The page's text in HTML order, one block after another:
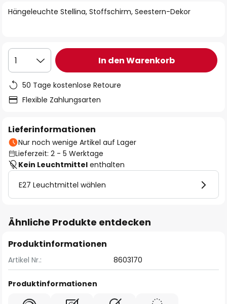
Hängeleuchte Stellina, Stoffschirm, Seestern-Dekor
1 In den Warenkorb
50 Tage kostenlose Retoure
Flexible Zahlungsarten
Lieferinformationen
Nur noch wenige Artikel auf Lager
Lieferzeit: 2 - 5 Werktage
Kein Leuchtmittel enthalten
E27 Leuchtmittel wählen
Ähnliche Produkte entdecken
Produktinformationen
Artikel Nr.: 8603170
Produktinformationen